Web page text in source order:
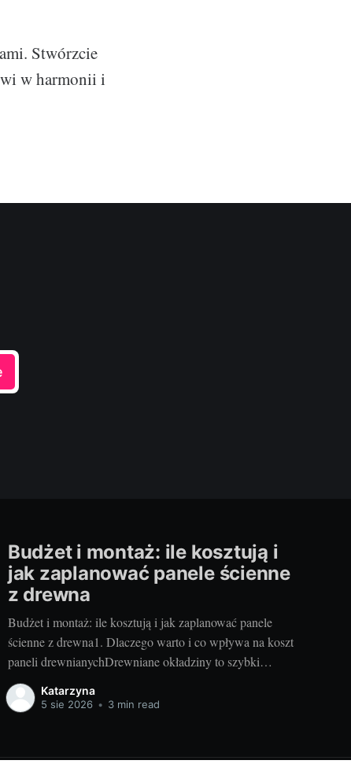
Stwórzcie
w harmonii i
Budżet i montaż: ile kosztują i
jak zaplanować panele ścienne
z drewna
Budżet i montaż: ile kosztują i jak zaplanować panele
ścienne z drewna1. Dlaczego warto i co wpływa na koszt
paneli drewnianychDrewniane okładziny to szybki
sposób na ocieplenie wnętrza, poprawę akustyki i
podniesienie wartości nieruchomości. Szczególnie gdy
usłojenie, które trudno
Katarzyna
5 sie 2026 • 3 min read